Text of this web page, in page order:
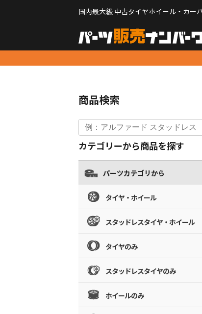
国内最大級 中古タイヤホイール・カー
商品検索
カテゴリーから商品を探す
パーツカテゴリから
タイヤ・ホイール
スタッドレスタイヤ・ホイール
タイヤのみ
スタッドレスタイヤのみ
ホイールのみ